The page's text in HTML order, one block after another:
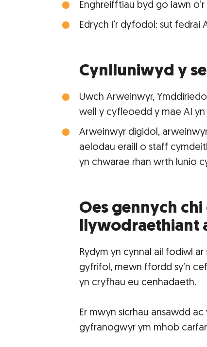
Enghreifftiau byd go iawn
Edrych i’r dyfodol: sut
Cynlluniwyd y
Uwch Arweinwyr,
well y cyfleoedd y mae AI yn
Arweinwyr digidol,
aelodau eraill o staff
yn chwarae rhan wrth lunio
Oes gennych
llywodraethiant
Rydym yn cynnal ail fodiwl
gyfrifol, mewn ffordd sy’n
yn cryfhau eu cenhadaeth.
Er mwyn sicrhau ansawdd
gyfranogwyr ym mhob